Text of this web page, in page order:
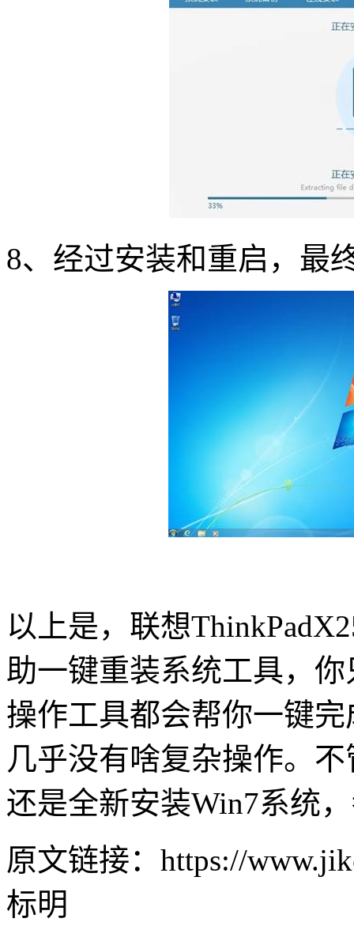
8、经过安装和重启，最
以上是，联想
助一键重装系统工具，
操作工具都会帮你一键
几乎没有啥复杂操作。
还是全新安装Win7系统
原文链接：https://
标明